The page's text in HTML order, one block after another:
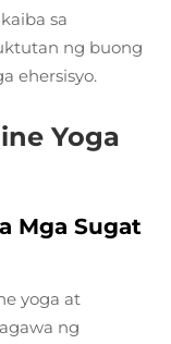
sa
ng buong
ehersisyo.
Yoga
Mga Sugat
yoga at
ng